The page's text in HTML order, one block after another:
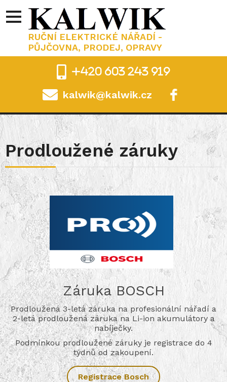
RUČNÍ ELEKTRICKÉ NÁŘADÍ -
PŮJČOVNA, PRODEJ, OPRAVY
+420 603 243 919
kalwik@kalwik.cz .
Prodloužené záruky
Záruka BOSCH
Prodloužená 3-letá záruka na profesionální nářadí a
2-letá prodloužená záruka na Li-ion akumulátory a
nabíječky.
Podmínkou prodloužené záruky je registrace do 4
týdnů od zakoupení.
Registrace Bosch